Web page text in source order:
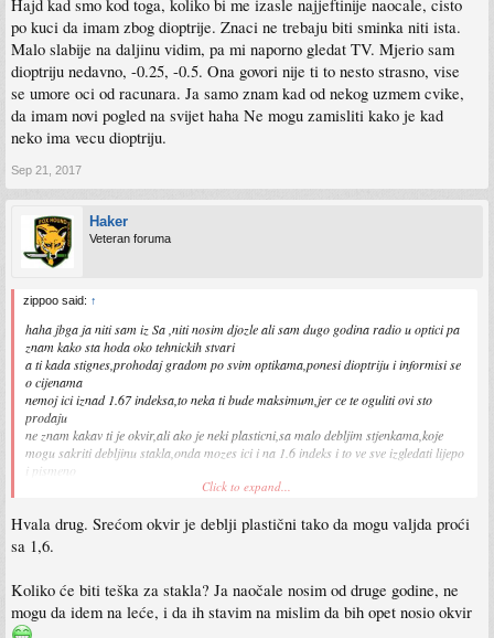
Hajd kad smo kod toga, koliko bi me izasle najjeftinije naocale, cisto
po kuci da imam zbog dioptrije. Znaci ne trebaju biti sminka niti ista.
Malo slabije na daljinu vidim, pa mi naporno gledat TV. Mjerio sam
dioptriju nedavno, -0.25, -0.5. Ona govori nije ti to nesto strasno, vise
se umore oci od racunara. Ja samo znam kad od nekog uzmem cvike,
da imam novi pogled na svijet haha Ne mogu zamisliti kako je kad
neko ima vecu dioptriju.
Sep 21, 2017
Haker
Veteran foruma
zippoo said: ↑
haha jbga ja niti sam iz Sa ,niti nosim djozle ali sam dugo godina radio u optici pa
znam kako sta hoda oko tehnickih stvari
a ti kada stignes,prohodaj gradom po svim optikama,ponesi dioptriju i informisi se
o cijenama
nemoj ici iznad 1.67 indeksa,to neka ti bude maksimum,jer ce te oguliti ovi sto
prodaju
ne znam kakav ti je okvir,ali ako je neki plasticni,sa malo debljim stjenkama,koje
mogu sakriti debljinu stakla,onda mozes ici i na 1.6 indeks i to ve sve izgledati lijepo
i pismeno
ako je neki sa tankim stjenkama,bojim se da ti taj ni u kom slucaju nece odgovarati
i jos jedna stvar,na tu dioptriju je preporucljiv puni/zatvoreni okvir a ne neki na
silk,jpak treba nesto da drzi ta stakla
Click to expand...
Hvala drug. Srećom okvir je deblji plastični tako da mogu valjda proći
sa 1,6.
Koliko će biti teška za stakla? Ja naočale nosim od druge godine, ne
mogu da idem na leće, i da ih stavim na mislim da bih opet nosio okvir